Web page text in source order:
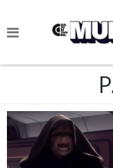
NOTICIAS
CIENCIA Y
VIDA